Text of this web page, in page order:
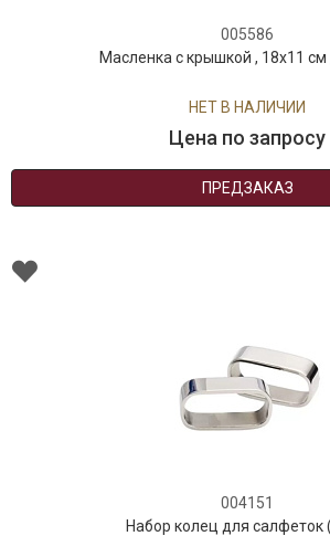
005586
Масленка с крышкой , 18х11
НЕТ В НАЛИЧИИ
Цена по запросу
ПРЕДЗАКАЗ
004151
Набор колец для салфеток